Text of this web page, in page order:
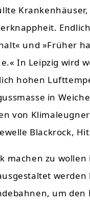
und »Früher
In Leipzig wird
hohen
in
von
Blackrock,
machen zu
um